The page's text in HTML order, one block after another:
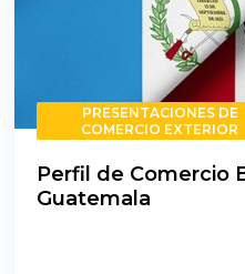
PRESENTACIONES DE
COMERCIO EXTERIOR
Perfil de Comercio
Guatemala